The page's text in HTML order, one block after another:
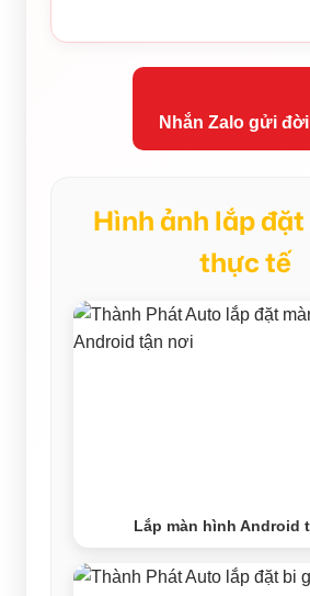
Nhắn Zalo gửi
Hình ảnh lắp
thực tế
Lắp màn hình Android